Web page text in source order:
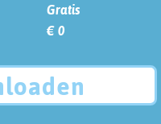
Gratis
€ 0